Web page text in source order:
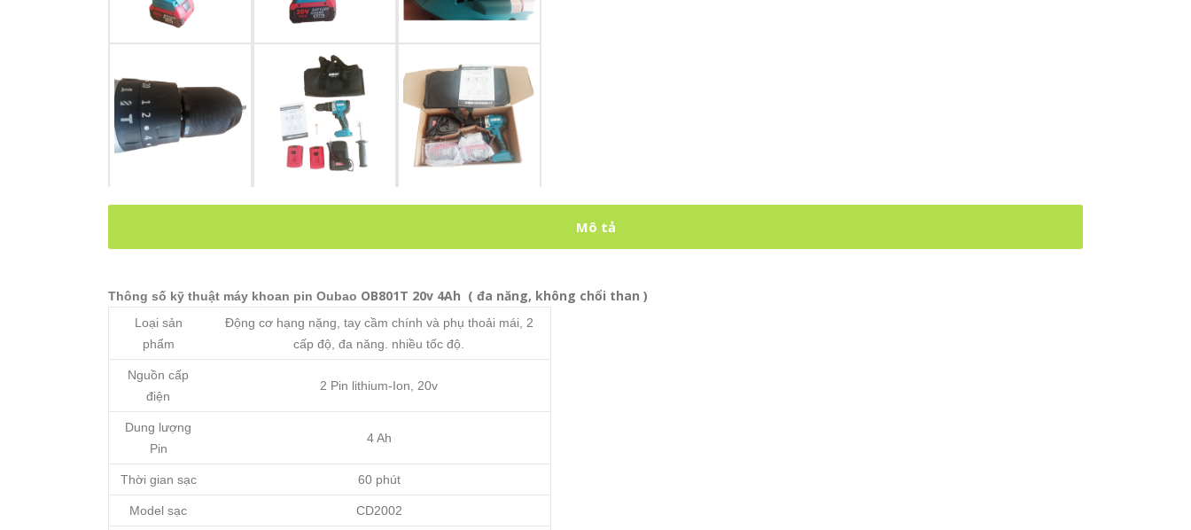
Mô tả
Thông số kỹ thuật máy khoan pin Oubao OB801T 20v 4Ah ( đa năng, không chổi than )
Loại sản
phẩm
Động cơ hạng nặng, tay cầm chính và phụ thoải mái, 2
cấp độ, đa năng. nhiều tốc độ.
Nguồn cấp
điện
2 Pin lithium-Ion, 20v
Dung lượng
Pin
4 Ah
Thời gian sạc 60 phút
Model sạc CD2002